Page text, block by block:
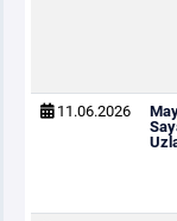
11.06.2026